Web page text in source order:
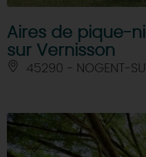
Aires de pique-
sur Vernisson
45290 - NOGENT-